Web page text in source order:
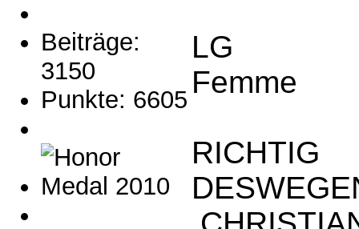
Beiträge:
3150
Punkte: 6605
LG
Femme
RICHTIG